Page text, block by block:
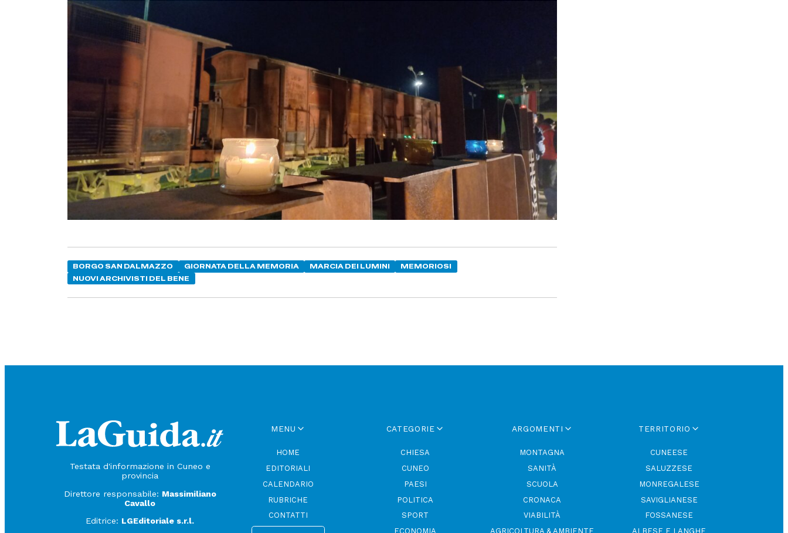
BORGO SAN DALMAZZO GIORNATA DELLA MEMORIA MARCIA DEI LUMINI
MEMORIOSI
NUOVI ARCHIVISTI DEL BENE
Testata d'informazione in Cuneo e
provincia
Direttore responsabile: Massimiliano
Cavallo
Editrice: LGEditoriale s.r.l.
MENU
HOME
EDITORIALI
CALENDARIO
RUBRICHE
CONTATTI
CATEGORIE
CHIESA
CUNEO
PAESI
POLITICA
SPORT
ECONOMIA
ARGOMENTI
MONTAGNA
SANITÀ
SCUOLA
CRONACA
VIABILITÀ
AGRICOLTURA & AMBIENTE
TERRITORIO
CUNEESE
SALUZZESE
MONREGALESE
SAVIGLIANESE
FOSSANESE
ALBESE E LANGHE